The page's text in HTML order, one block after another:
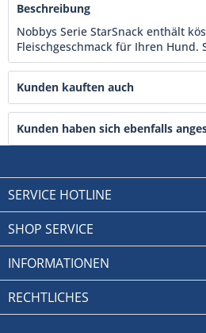
Beschreibung
Nobbys Serie StarSnack enthält
Fleischgeschmack für Ihren Hund.
Kunden kauften auch
Kunden haben sich ebenfalls
SERVICE HOTLINE
SHOP SERVICE
INFORMATIONEN
RECHTLICHES